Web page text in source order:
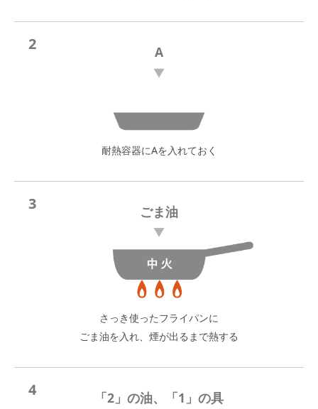
2 A
耐熱容器にAを入れておく
3 ごま油
さっき使ったフライパンに
ごま油を入れ、煙が出るまで熱する
4 「2」の油、「1」の具